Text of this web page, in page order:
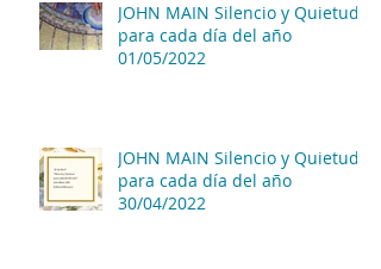
JOHN MAIN Silencio y Quietud
para cada día del año
01/05/2022
JOHN MAIN Silencio y Quietud
para cada día del año
30/04/2022